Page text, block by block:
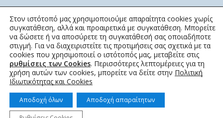
ΜΙΚΡΟΕΚΤΟΞΕΥΤΗΡΑΣ
4454 90ο
EINDOR
0,55€
Στον ιστότοπό μας χρησιμοποιούμε απαραίτητα cookies χωρίς
συγκατάθεση, αλλά και προαιρετικά με συγκατάθεση. Μπορείτε
να δώσετε ή να αποσύρετε τη συγκατάθεσή σας οποιαδήποτε
στιγμή. Για να διαχειριστείτε τις προτιμήσεις σας σχετικά με τα
cookies που χρησιμοποιεί ο ιστότοπός μας, μεταβείτε στις
ρυθμίσεις των Cookies. Περισσότερες λεπτομέρειες για τη
χρήση αυτών των cookies, μπορείτε να δείτε στην Πολιτική
Ιδιωτικότητας και Cookies
Αποδοχή όλων Αποδοχή απαραίτητων